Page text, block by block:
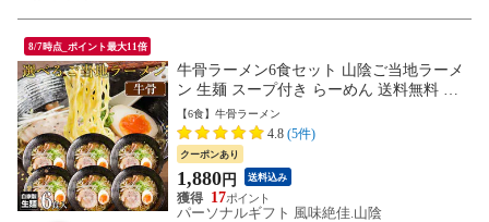
8/7時点_ポイント最大11倍
牛骨ラーメン6食セット 山陰ご当地ラーメ
ン 生麺 スープ付き らーめん 送料無料 ネ
コポス
【6食】牛骨ラーメン
4.8 (5件)
クーポンあり
1,880円 送料込み
17
パーソナルギフト 風味絶佳.山陰